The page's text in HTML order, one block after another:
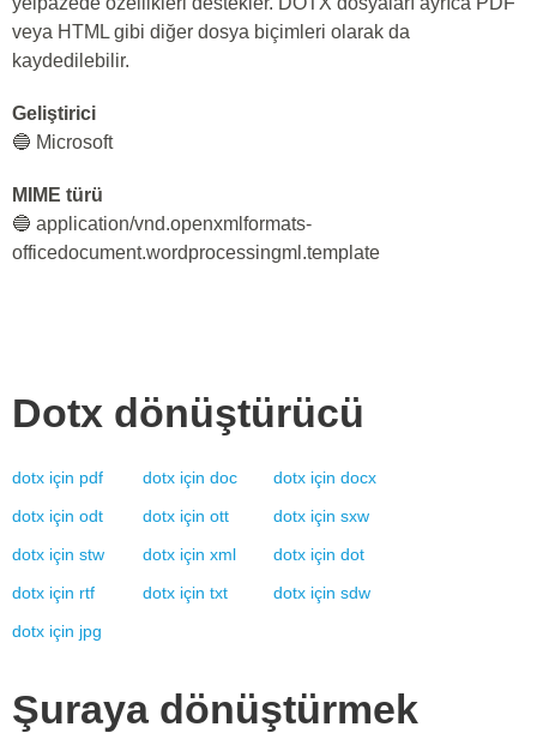
veya HTML gibi diğer dosya biçimleri olarak da
kaydedilebilir.
Geliştirici
🔵 Microsoft
MIME türü
🔵 application/vnd.openxmlformats-
officedocument.wordprocessingml.template
Dotx dönüştürücü
dotx için pdf dotx için doc dotx için docx
dotx için odt dotx için ott dotx için sxw
dotx için stw dotx için xml dotx için dot
dotx için rtf dotx için txt dotx için sdw
dotx için jpg
Şuraya dönüştürmek